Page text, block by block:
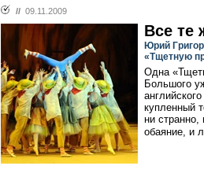
// 09.11.2009
Все те
Юрий
«Тщетную
Одна
Большого
купленный
ни странно,
обаяние, и